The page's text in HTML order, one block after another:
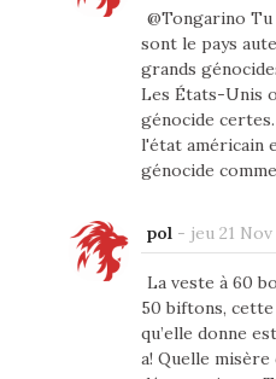
@Tongarino
sont le pays
grands
Les États-Unis
génocide
l'état américain
génocide
pol- jeu 21 Nov
La veste à 60
50 biftons, cette
qu’elle donne
a! Quelle misère